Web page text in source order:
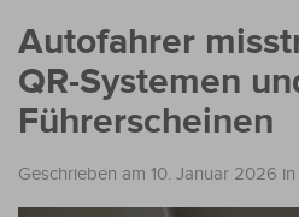
Autofahrer
QR-Systemen
Führerscheinen
Geschrieben am 10. Januar 2026 in